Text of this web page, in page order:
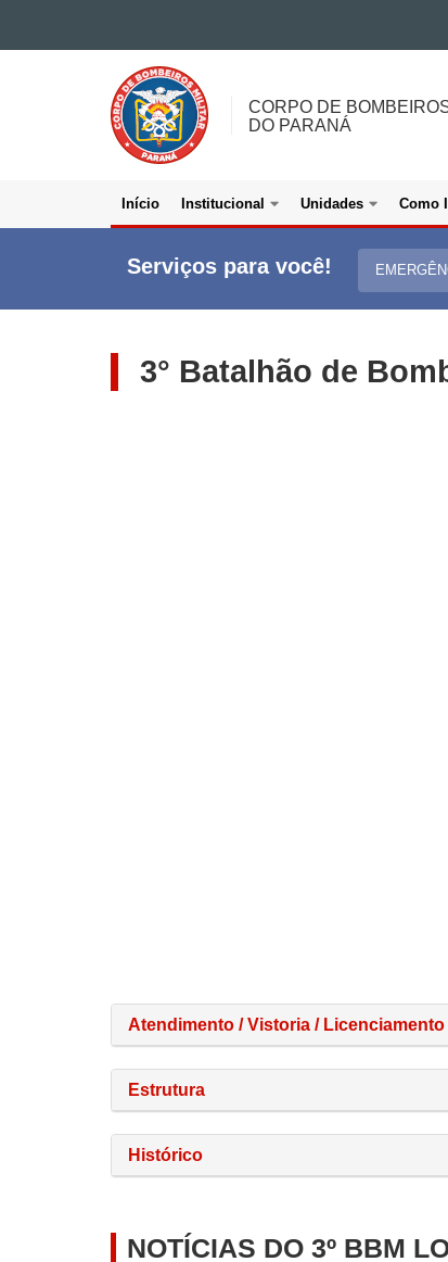
Ir para a navegação
Ir para a busca
Mapa do site
CORPO
DE
BOMBEIROS
MILITAR
PARANÁ
CORPO DE
DO PARANÁ
Navegacao
Colunas
Início Institucional Unidades Como
Serviços para você!
3° Batalhão de
Atendimento / Vistoria / Licenciamento
Estrutura
Histórico
NOTÍCIAS DO 3º BBM